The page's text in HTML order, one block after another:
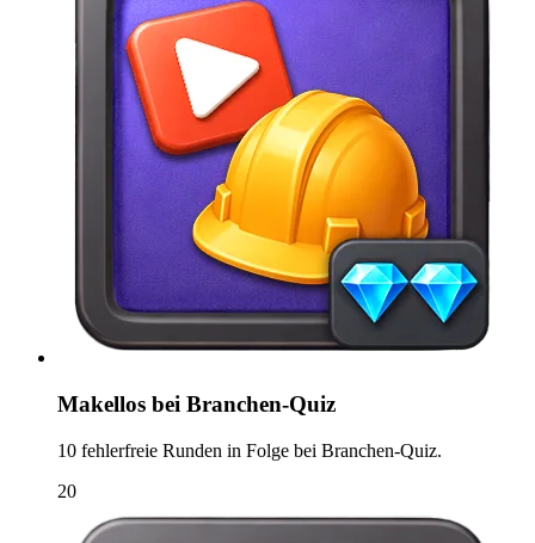
Makellos bei Branchen-Quiz
10 fehlerfreie Runden in Folge bei Branchen-Quiz.
20